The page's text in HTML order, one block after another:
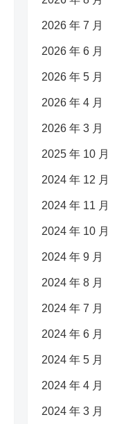
2026 年 7 月
2026 年 6 月
2026 年 5 月
2026 年 4 月
2026 年 3 月
2025 年 10 月
2024 年 12 月
2024 年 11 月
2024 年 10 月
2024 年 9 月
2024 年 8 月
2024 年 7 月
2024 年 6 月
2024 年 5 月
2024 年 4 月
2024 年 3 月